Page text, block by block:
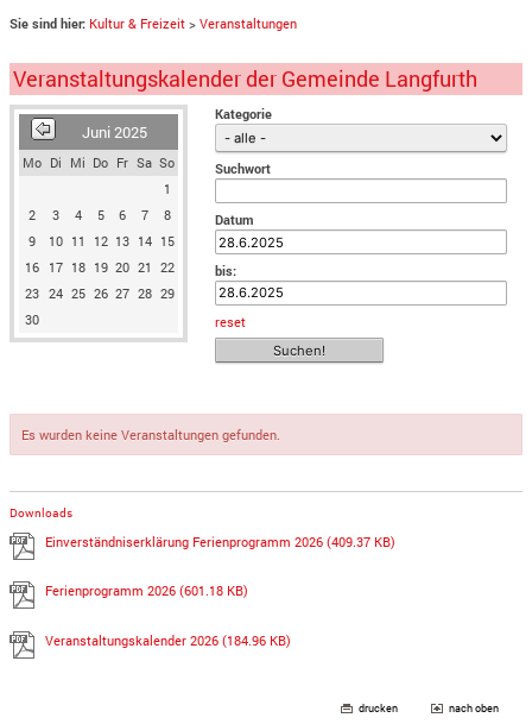
Sie sind hier: Kultur & Freizeit >Veranstaltungen
Veranstaltungskalender der Gemeinde Langfurth
Juni 2025
Mo Di Mi Do Fr Sa So
1
2
3 4 5 6 7
8
9
10 11 12 13 14 15
16 17 18 19 20 21 22
23 24 25 26 27 28 29
30
Kategorie
Suchwort
Datum
bis:
reset
Es wurden keine Veranstaltungen gefunden.
Downloads
Einverständniserklärung Ferienprogramm 2026(409.37 KB)
Ferienprogramm 2026(601.18 KB)
Veranstaltungskalender 2026(184.96 KB)
drucken nach oben